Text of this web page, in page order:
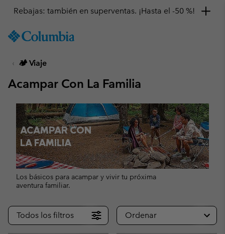
TO
SKIP
MAIN
SKIP
TO
SEARCH
Consigue un 10 % de descuento
🏕 Viaje
Acampar Con La Familia
ACAMPAR CON
LA FAMILIA
Los básicos para acampar y vivir tu próxima
aventura familiar.
Todos los filtros Ordenar